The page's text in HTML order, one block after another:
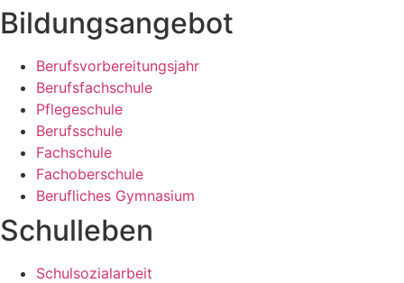
Bildungsangebot
Berufsvorbereitungsjahr
Berufsfachschule
Pflegeschule
Berufsschule
Fachschule
Fachoberschule
Berufliches Gymnasium
Schulleben
Schulsozialarbeit